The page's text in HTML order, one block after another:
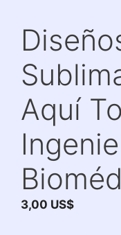
Aquí
3,00 US$